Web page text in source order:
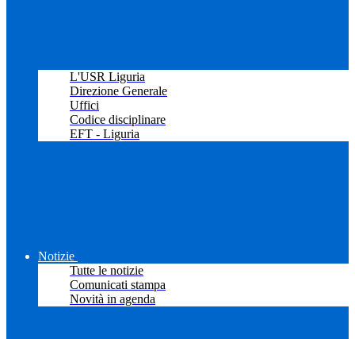
L'USR Liguria
Direzione Generale
Uffici
Codice disciplinare
EFT - Liguria
Notizie
Tutte le notizie
Comunicati stampa
Novità in agenda